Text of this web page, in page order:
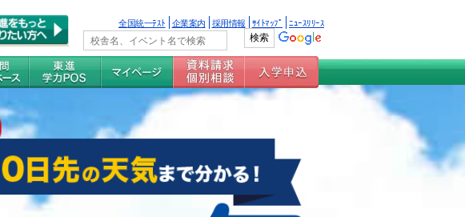
全国統一ﾃｽﾄ 企業案内 採用情報 ｻｲﾄﾏｯﾌﾟ ﾆｭｰｽﾘﾘｰｽ